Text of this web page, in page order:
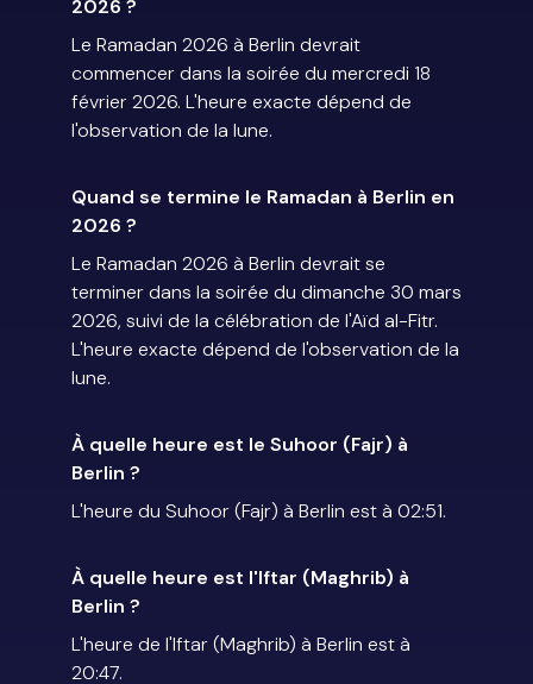
2026 ?
Le Ramadan 2026 à Berlin devrait
commencer dans la soirée du mercredi 18
février 2026. L'heure exacte dépend de
l'observation de la lune.
Quand se termine le Ramadan à Berlin en
2026 ?
Le Ramadan 2026 à Berlin devrait se
terminer dans la soirée du dimanche 30 mars
2026, suivi de la célébration de l'Aïd al-Fitr.
L'heure exacte dépend de l'observation de la
lune.
À quelle heure est le Suhoor (Fajr) à
Berlin ?
L'heure du Suhoor (Fajr) à Berlin est à 02:51.
À quelle heure est l'Iftar (Maghrib) à
Berlin ?
L'heure de l'Iftar (Maghrib) à Berlin est à
20:47.